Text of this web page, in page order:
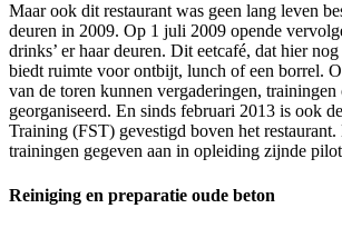
Maar ook dit restaurant was geen lang leven
deuren in 2009. Op 1 juli 2009 opende
drinks’ er haar deuren. Dit eetcafé, dat hier
biedt ruimte voor ontbijt, lunch of een borrel.
van de toren kunnen vergaderingen,
georganiseerd. En sinds februari 2013 is ook
Training (FST) gevestigd boven het
trainingen gegeven aan in opleiding zijnde
Reiniging en preparatie oude beton